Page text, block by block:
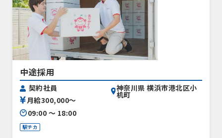
中途採用
契約社員
月給300,000〜
09:00 〜 18:00
神奈川県 横浜市港北区小
机町
駅チカ